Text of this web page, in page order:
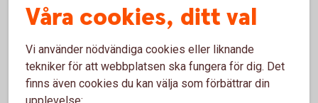
Handelsbolag
I handelsbolag måste alla delägare vara överens om
avvecklingen. Bolaget avregistreras hos Bolagsverket,
skulder betalas och tillgångar säljs. Delägarna är personligt
Våra cookies, ditt val
Vi använder nödvändiga cookies eller liknande
tekniker för att webbplatsen ska fungera för dig. Det
finns även cookies du kan välja som förbättrar din
upplevelse: